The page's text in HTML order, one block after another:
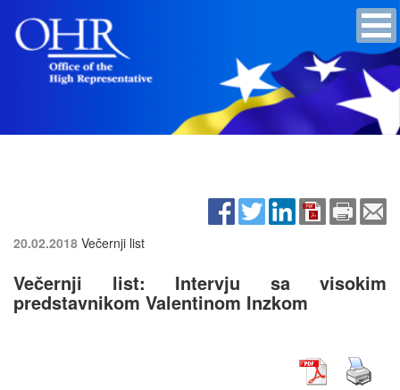
20.02.2018 Večernji list
Večernji list: Intervju sa visokim
predstavnikom Valentinom Inzkom